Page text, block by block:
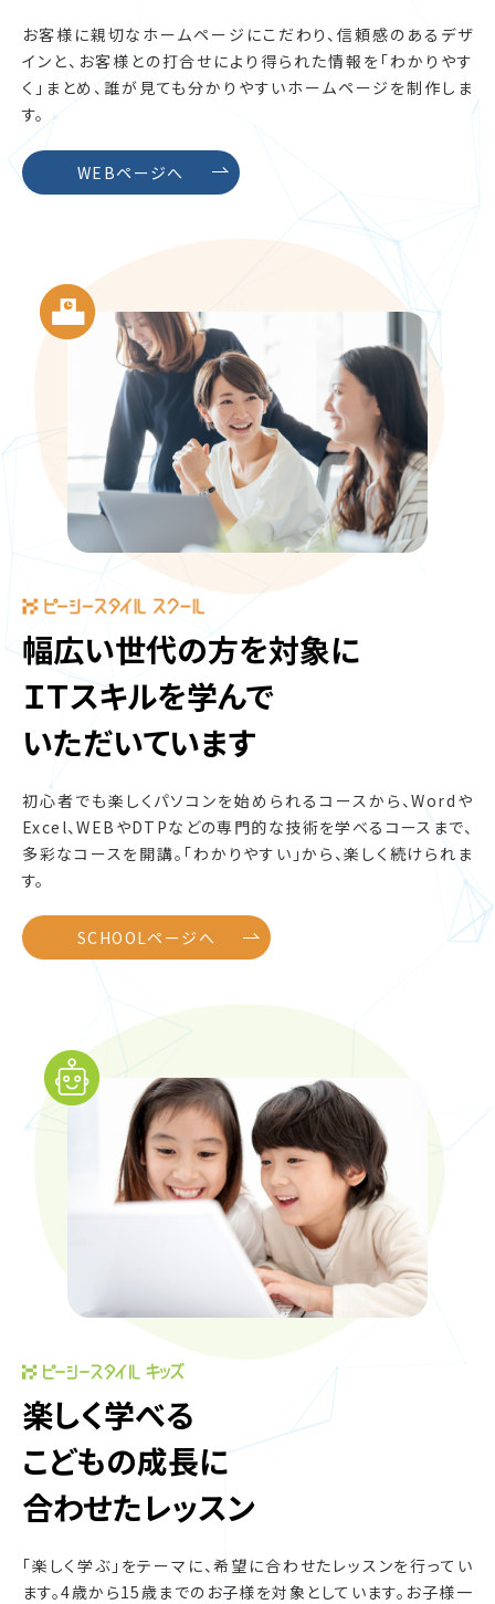
お客様に親切なホームページにこだわり、信頼感のあるデザ
インと、 お客様との打合せにより得られた情報を「わかりやす
く」まとめ、 誰が見ても分かりやすいホームページを制作しま
す。
WEBページへ
幅広い世代の方を対象に
ＩＴスキルを学んで
いただいています
初心者でも楽しくパソコンを始められるコースから、Wordや
Excel、WEBやDTPなどの専門的な技術を学べるコースまで、
多彩なコースを開講。「わかりやすい」から、楽しく続けられま
す。
SCHOOLページへ
楽しく学べる
こどもの成長に
合わせたレッスン
「楽しく学ぶ」をテーマに、希望に合わせたレッスンを行ってい
ます。4歳から15歳までのお子様を対象としています。 お子様一